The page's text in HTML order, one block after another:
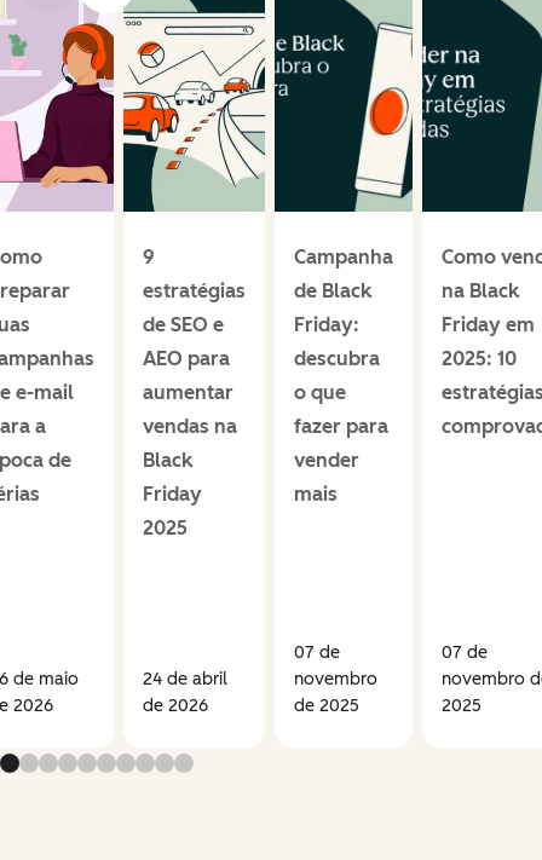
e-mail
a
de
de maio
2026
9
estratégias
de SEO e
AEO para
aumentar
vendas na
Black
Friday
2025
24 de abril
de 2026
Campanha
de Black
Friday:
descubra
o que
fazer para
vender
mais
07 de
novembro
de 2025
Como
na Black
Friday em
2025: 10
07 de
novembro
2025